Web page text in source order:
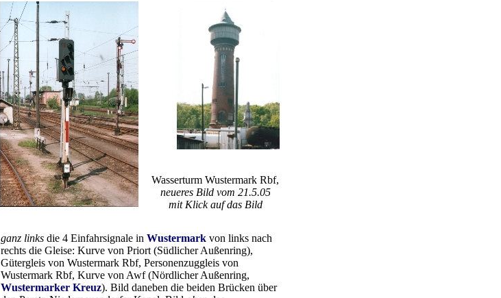
Wasserturm Wustermark Rbf,
neueres Bild vom 21.5.05
mit Klick auf das Bild
ganz links die 4 Einfahrsignale in Wustermark von links nach
rechts die Gleise: Kurve von Priort (Südlicher Außenring),
Gütergleis von Wustermark Rbf, Personenzuggleis von
Wustermark Rbf, Kurve von Awf (Nördlicher Außenring,
Wustermarker Kreuz). Bild daneben die beiden Brücken über